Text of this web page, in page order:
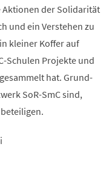
Aktionen der Solidarität
und ein Verstehen zu
kleiner Koffer auf
Schulen Projekte und
hat. Grund-
SoR-SmC sind,